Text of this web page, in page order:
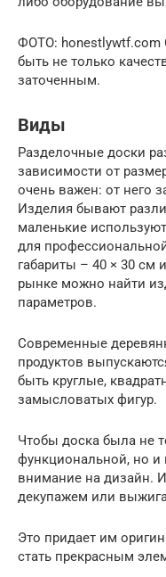
ФОТО: honestlywtf.com
быть не только
заточенным.
Виды
Разделочные доски
зависимости от
очень важен: от него
Изделия бывают
маленькие
для
габариты – 40 × 30 см
рынке можно найти
параметров.
Современные
продуктов
быть круглые,
замысловатых фигур.
Чтобы доска была не
функциональной, но и
внимание на дизайн.
декупажем или
Это придает им
стать прекрасным